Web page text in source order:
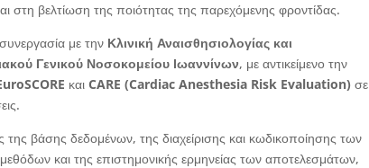
βελτίωση της ποιότητας της παρεχόμενης φροντίδας.
με την Κλινική Αναισθησιολογίας και
Γενικού Νοσοκομείου Ιωαννίνων, με αντικείμενο την
καιCARE (Cardiac Anesthesia Risk Evaluation) σε
βάσης δεδομένων, της διαχείρισης και κωδικοποίησης των
και της επιστημονικής ερμηνείας των αποτελεσμάτων,